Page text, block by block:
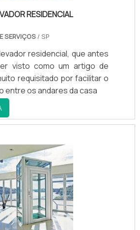
RESIDENCIAL
SERVIÇOS / SP
residencial, que antes
visto como um artigo de
requisitado por facilitar o
entre os andares da casa